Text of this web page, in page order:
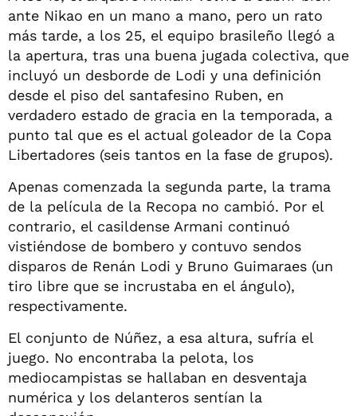
ante Nikao en un mano a mano, pero un rato
más tarde, a los 25, el equipo brasileño llegó a
la apertura, tras una buena jugada colectiva, que
incluyó un desborde de Lodi y una definición
desde el piso del santafesino Ruben, en
verdadero estado de gracia en la temporada, a
punto tal que es el actual goleador de la Copa
Libertadores (seis tantos en la fase de grupos).
Apenas comenzada la segunda parte, la trama
de la película de la Recopa no cambió. Por el
contrario, el casildense Armani continuó
vistiéndose de bombero y contuvo sendos
disparos de Renán Lodi y Bruno Guimaraes (un
tiro libre que se incrustaba en el ángulo),
respectivamente.
El conjunto de Núñez, a esa altura, sufría el
juego. No encontraba la pelota, los
mediocampistas se hallaban en desventaja
numérica y los delanteros sentían la